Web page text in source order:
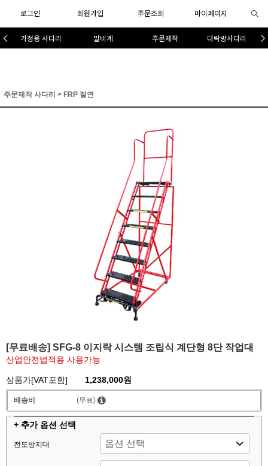
로그인 회원가입 주문조회 마이페이지
가정용 사다리 말비계 주문제작 다락방사다리
주문제작 사다리 > FRP 절연
[무료배송] SFG-8 이지락 시스템 조립식 계단형 8단 작업대
산업안전법적용 사용가능
상품가[VAT포함] 1,238,000원
배송비 (무료)
+ 추가 옵션 선택
전도방지대